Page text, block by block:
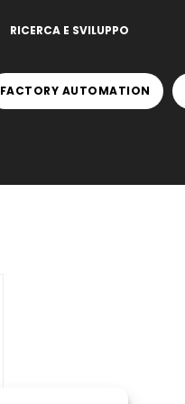
RICERCA E SVILUPPO
FACTORY AUTOMATION